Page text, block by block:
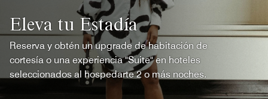
Eleva tu Estadía
Reserva y obtén un upgrade de habitación de
cortesía o una experiencia "Suite" en hoteles
seleccionados al hospedarte 2 o más noches.